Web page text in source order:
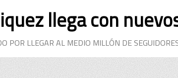
llega con
POR LLEGAR AL MEDIO MILLÓN DE